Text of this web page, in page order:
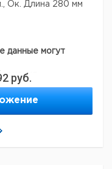
Ок. Длина 280 мм
данные могут
50
руб.